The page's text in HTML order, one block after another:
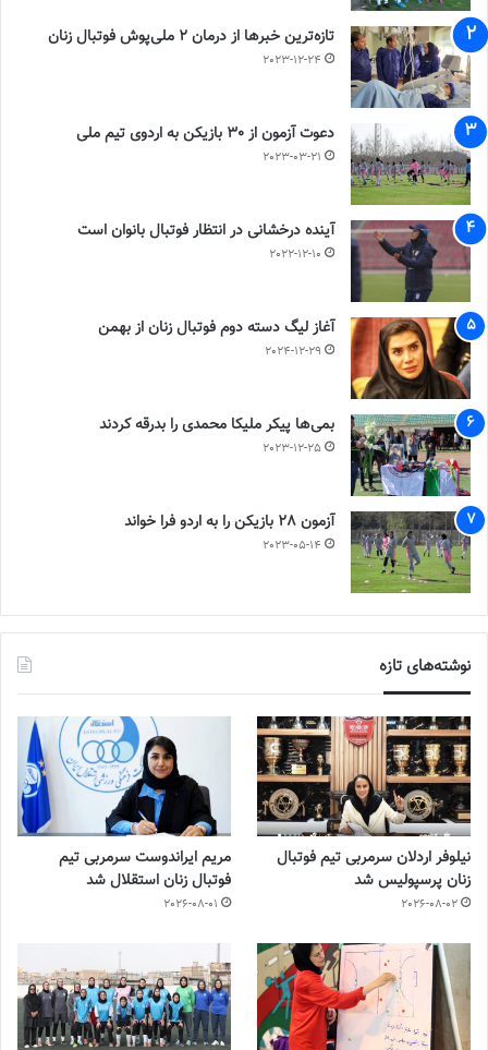
تازه‌ترین خبرها از درمان ۲ ملی‌پوش فوتبال زنان
2023-12-24
دعوت آزمون از 30 بازیکن به اردوی تیم ملی
2023-03-21
آینده درخشانی در انتظار فوتبال بانوان است
2022-12-10
آغاز لیگ دسته دوم فوتبال زنان از بهمن
2024-12-29
بمی‌ها پیکر ملیکا محمدی را بدرقه کردند
2023-12-25
آزمون 28 بازیکن را به اردو فرا خواند
2023-05-14
نوشته‌های تازه
نیلوفر اردلان سرمربی تیم فوتبال
زنان پرسپولیس شد
2026-08-02
مریم ایراندوست سرمربی تیم
فوتبال زنان استقلال شد
2026-08-01